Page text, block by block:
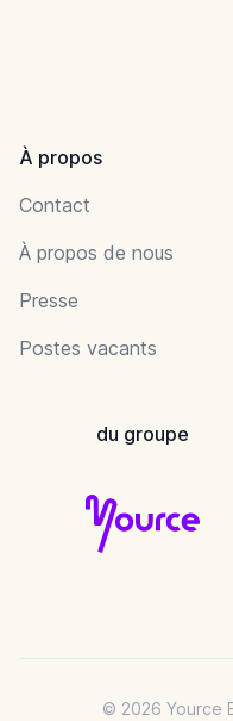
À propos
Contact
À propos de nous
Presse
Postes vacants
du groupe
© 2026 Yource